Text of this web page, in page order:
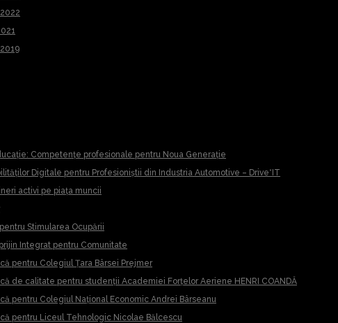
Competențe profesionale pentru Noua Generație
Digitale pentru Profesioniștii din Industria Automotive – Drive*IT
activi pe piața muncii
Stimularea Ocupării
Integrat pentru Comunitate
pentru Colegiul Țara Bârsei Prejmer
de calitate pentru studenții Academiei Forțelor Aeriene HENRI COANDĂ
pentru Colegiul Național Economic Andrei Bârseanu
pentru Liceul Tehnologic Nicolae Bălcescu